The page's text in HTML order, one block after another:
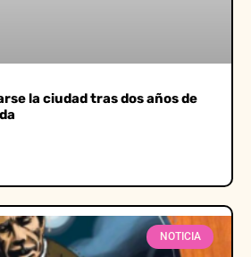
la ciudad tras dos años de
NOTICIA